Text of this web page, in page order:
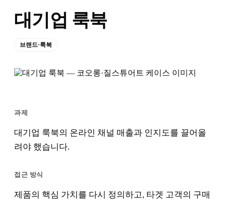
대기업 룩북
브랜드·룩북
과제
대기업 룩북의 온라인 채널 매출과 인지도를 끌어올
려야 했습니다.
접근 방식
제품의 핵심 가치를 다시 정의하고, 타겟 고객의 구매